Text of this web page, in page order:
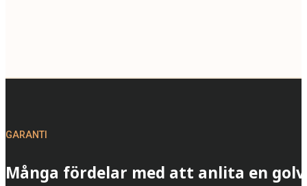
Många fördelar med att anlita en
GARANTI